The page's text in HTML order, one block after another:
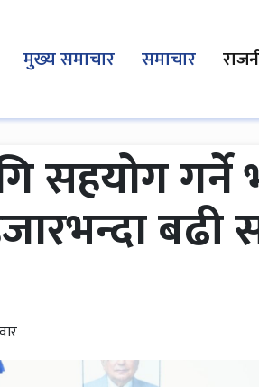
मुख्य समाचार समाचार
सहयोग गर्ने
बढी